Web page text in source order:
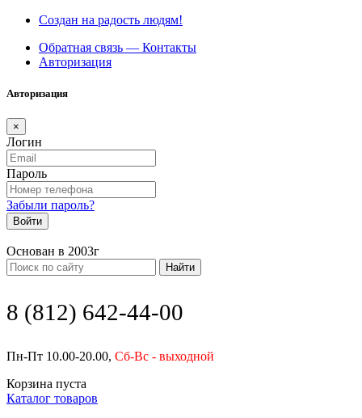
Создан на радость людям!
Обратная связь — Контакты
Авторизация
Авторизация
×
Логин
Пароль
Забыли пароль?
Войти
Основан в 2003г
Найти
8 (812) 642-44-00
Пн-Пт 10.00-20.00, Сб-Вс - выходной
Корзина пуста
Каталог товаров